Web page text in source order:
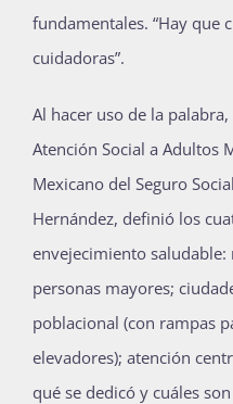
fundamentales. “Hay que
cuidadoras”.
Al hacer uso de la
Atención Social a Adultos
Mexicano del Seguro
Hernández, definió los
envejecimiento
personas mayores;
poblacional (con rampas
elevadores); atención
qué se dedicó y cuáles